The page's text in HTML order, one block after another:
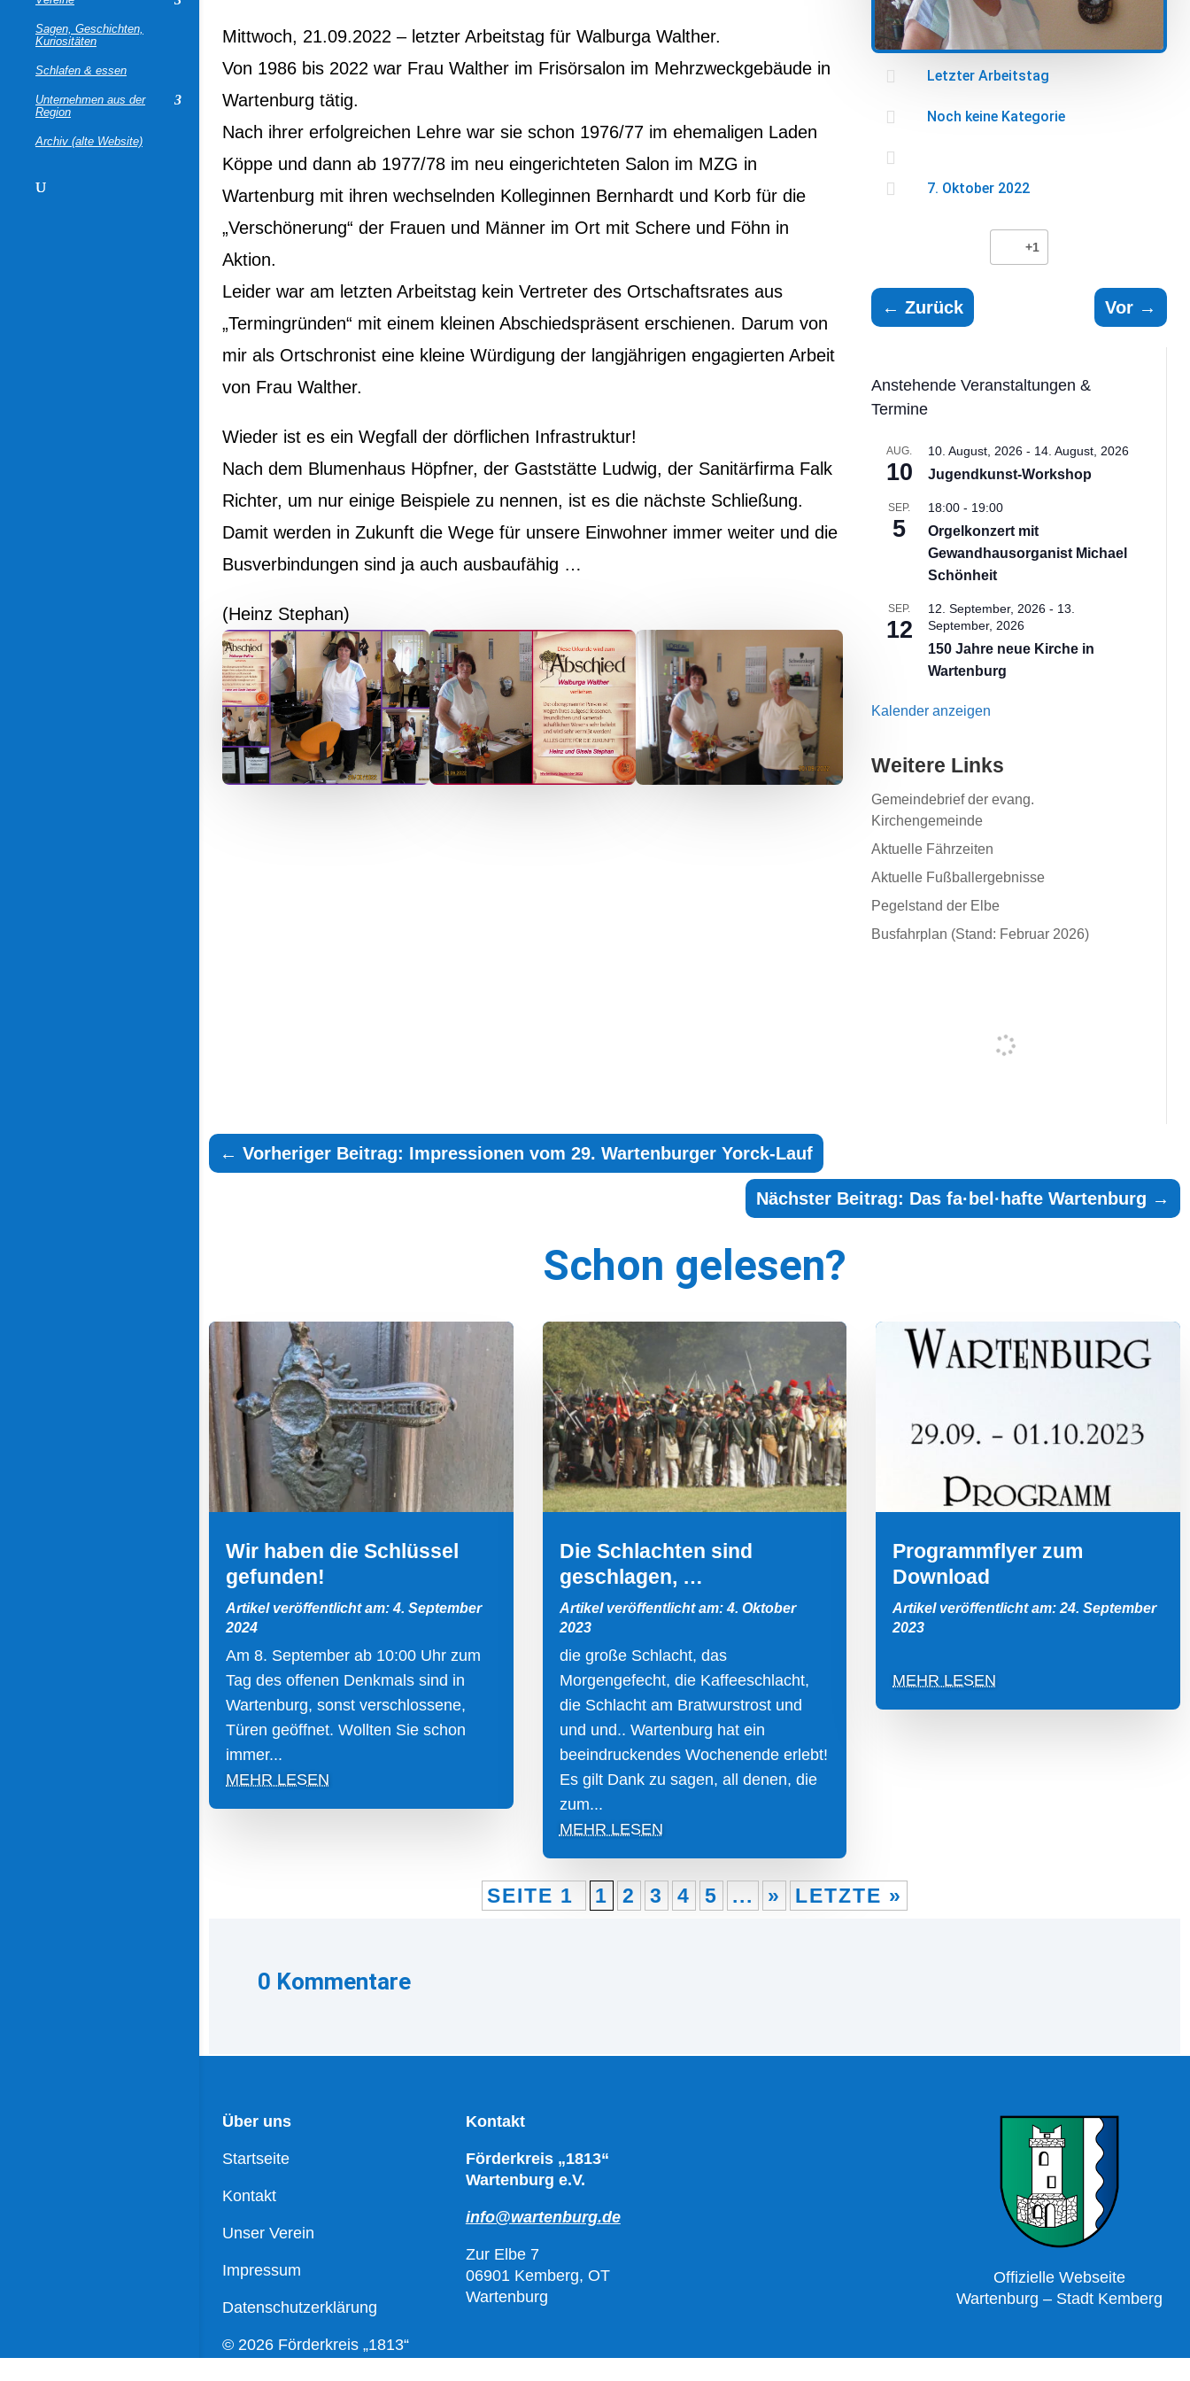
Sagen, Geschichten,
Kuriositäten
Schlafen & essen
Unternehmen aus der
Region
Archiv (alte Website)
Mittwoch, 21.09.2022 – letzter Arbeitstag für Walburga Walther.
Von 1986 bis 2022 war Frau Walther im Frisörsalon im Mehrzweckgebäude in
Wartenburg tätig.
Nach ihrer erfolgreichen Lehre war sie schon 1976/77 im ehemaligen Laden
Köppe und dann ab 1977/78 im neu eingerichteten Salon im MZG in
Wartenburg mit ihren wechselnden Kolleginnen Bernhardt und Korb für die
„Verschönerung“ der Frauen und Männer im Ort mit Schere und Föhn in
Aktion.
Leider war am letzten Arbeitstag kein Vertreter des Ortschaftsrates aus
„Termingründen“ mit einem kleinen Abschiedspräsent erschienen. Darum von
mir als Ortschronist eine kleine Würdigung der langjährigen engagierten Arbeit
von Frau Walther.
Wieder ist es ein Wegfall der dörflichen Infrastruktur!
Nach dem Blumenhaus Höpfner, der Gaststätte Ludwig, der Sanitärfirma Falk
Richter, um nur einige Beispiele zu nennen, ist es die nächste Schließung.
Damit werden in Zukunft die Wege für unsere Einwohner immer weiter und die
Busverbindungen sind ja auch ausbaufähig …
(Heinz Stephan)
 Letzter Arbeitstag
 Noch keine Kategorie


7. Oktober 2022
+1
← Zurück Vor→
Anstehende Veranstaltungen &
Termine
AUG.
10
10. August, 2026- 14. August, 2026
Jugendkunst-Workshop
SEP.
5
18:00- 19:00
Orgelkonzert mit
Gewandhausorganist Michael
Schönheit
SEP.
12
12. September, 2026- 13.
September, 2026
150 Jahre neue Kirche in
Wartenburg
Kalender anzeigen
Weitere Links
Gemeindebrief der evang.
Kirchengemeinde
Aktuelle Fährzeiten
Aktuelle Fußballergebnisse
Pegelstand der Elbe
Busfahrplan (Stand: Februar 2026)
←Vorheriger Beitrag: Impressionen vom 29. Wartenburger Yorck-Lauf
Nächster Beitrag: Das fa·bel·hafte Wartenburg →
Schon gelesen?
Wir haben die Schlüssel
gefunden!
Artikel veröffentlicht am: 4. September
2024
Am 8. September ab 10:00 Uhr zum
Tag des offenen Denkmals sind in
Wartenburg, sonst verschlossene,
Türen geöffnet. Wollten Sie schon
immer...
MEHR LESEN
Die Schlachten sind
geschlagen, …
Artikel veröffentlicht am: 4. Oktober
2023
die große Schlacht, das
Morgengefecht, die Kaffeeschlacht,
die Schlacht am Bratwurstrost und
und und.. Wartenburg hat ein
beeindruckendes Wochenende erlebt!
Es gilt Dank zu sagen, all denen, die
zum...
MEHR LESEN
Programmflyer zum
Download
Artikel veröffentlicht am: 24. September
2023
MEHR LESEN
SEITE 1 1 2 3 4 5 ... » LETZTE »
0 Kommentare
Über uns
Startseite
Kontakt
Unser Verein
Impressum
Datenschutzerklärung
© 2026 Förderkreis „1813“
Kontakt
Förderkreis „1813“
Wartenburg e.V.
info@wartenburg.de
Zur Elbe 7
06901 Kemberg, OT
Wartenburg
Offizielle Webseite
Wartenburg – Stadt Kemberg